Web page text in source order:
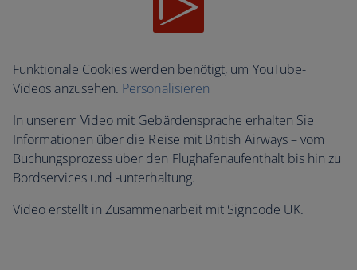
Funktionale Cookies werden benötigt, um YouTube-
Videos anzusehen. Personalisieren
In unserem Video mit Gebärdensprache erhalten Sie
Informationen über die Reise mit British Airways – vom
Buchungsprozess über den Flughafenaufenthalt bis hin zu
Bordservices und -unterhaltung.
Video erstellt in Zusammenarbeit mit Signcode UK.